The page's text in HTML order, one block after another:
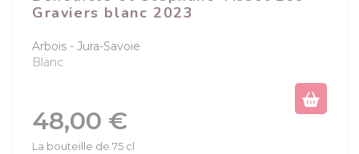
Graviers blanc 2023
Arbois
Jura-Savoie
Blanc
Prix
48,00 €
La bouteille de 75 cl